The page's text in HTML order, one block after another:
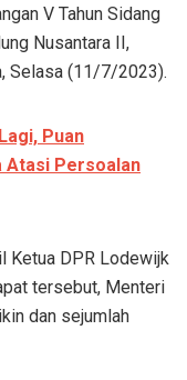
V Tahun Sidang
Nusantara II,
Selasa (11/7/2023).
Puan
Atasi Persoalan
Ketua DPR Lodewijk
tersebut, Menteri
dan sejumlah